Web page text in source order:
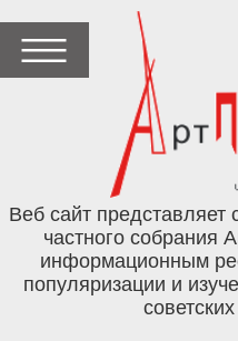
Веб сайт представляет
частного собрания
информационным
популяризации и